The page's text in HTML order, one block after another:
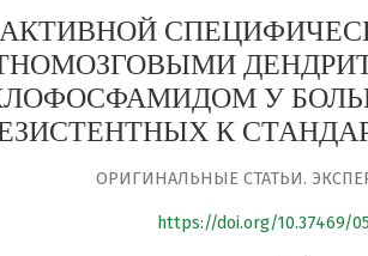
У
К
ОРИГИНАЛЬНЫЕ СТАТЬИ.
https://doi.org/10.37469/